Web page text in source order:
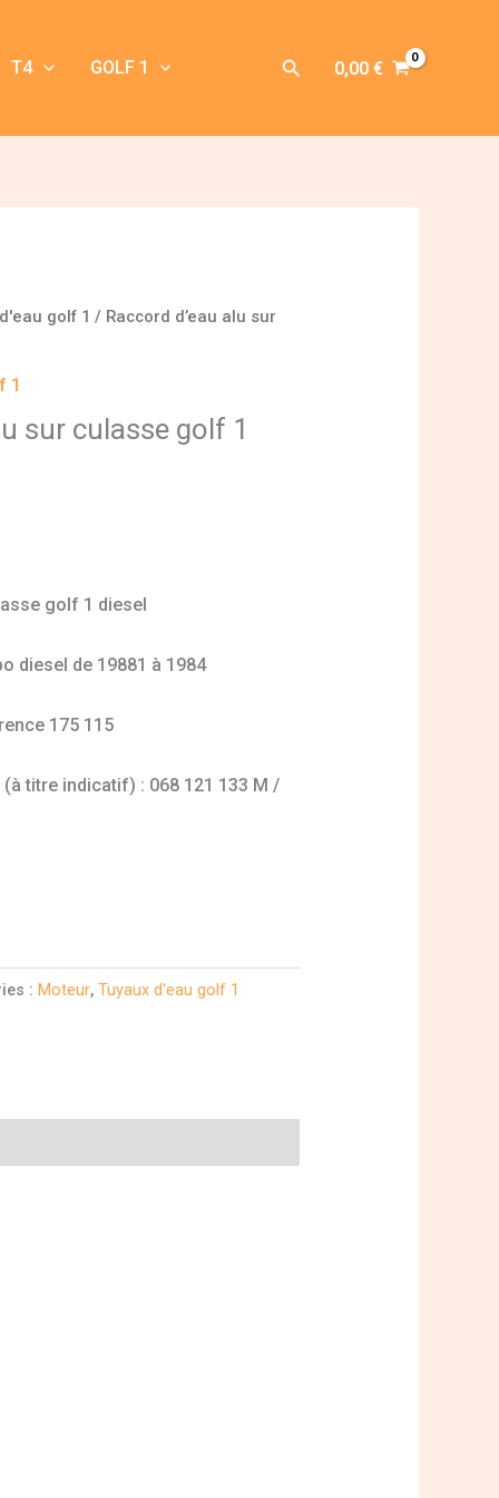
T4 GOLF 1 Rechercher
0,00 €
golf 1 / Raccord d’eau alu sur
1
sur culasse golf 1
golf 1 diesel
diesel de 19881 à 1984
175 115
titre indicatif) : 068 121 133 M /
: Moteur,Tuyaux d'eau golf 1